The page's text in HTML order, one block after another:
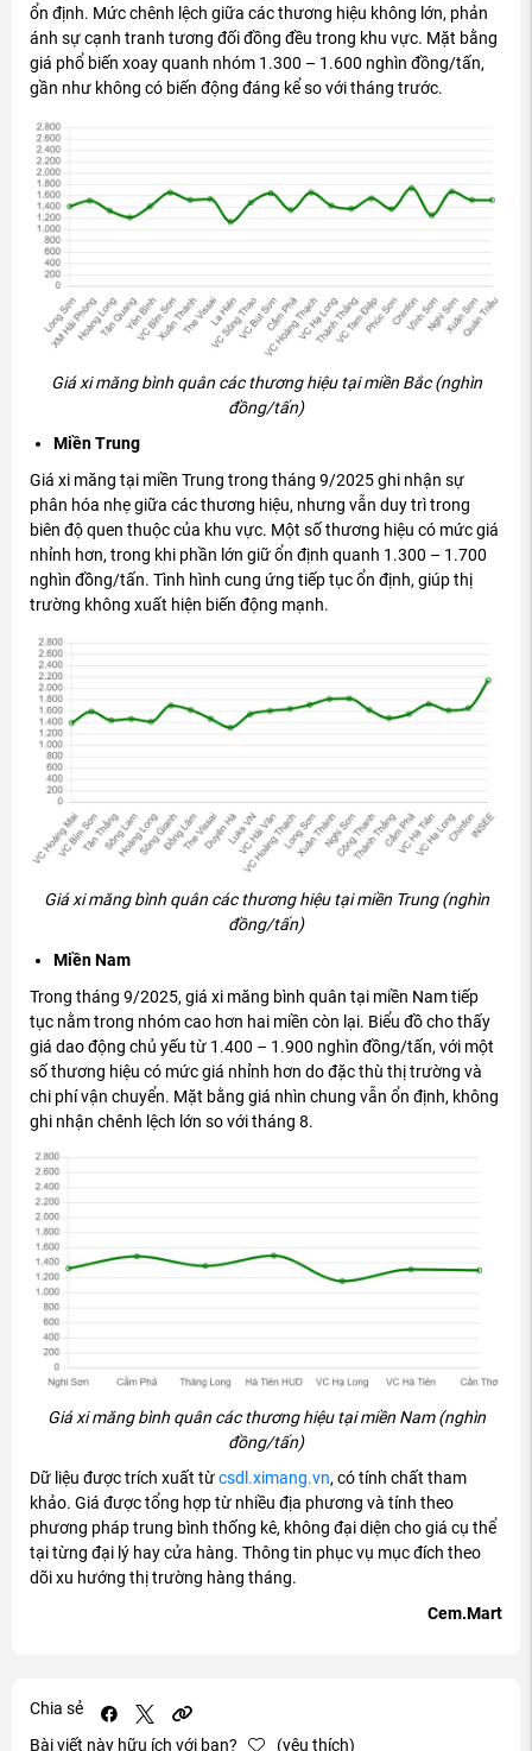
ổn định. Mức chênh l ệch giữa các thương hiệu không l ớn, phản
ánh sự cạnh tranh tương đốiđồng đều trong khu vực. Mặt bằng
giá phổ biến xoay quanh nhóm 1.300 – 1.600 nghìn đồng/tấn,
gần như không có biến động đáng kể so với tháng trước.
Giá xi măng bình quân các thương hiệu tại miền Bắc (nghìn
đồng/tấn)
Miền Trung
Giá xi măng tại miền Trung trong tháng 9/2025 ghi nhận sự
phân hóa nhẹ giữa các thương hiệu, nhưng vẫn duy trì trong
biên độ quen thuộc của khu vực. Một số thương hiệu có mức giá
nhỉnh hơn, trong khi phần lớn giữ ổn định quanh 1.300 – 1.700
nghìn đồng/tấn. Tình hình cung ứng tiếp tục ổn định, giúp thị
trường không xuất hiện biến động mạnh.
Giá xi măng bình quân các thương hiệu tại miền Trung (nghìn
đồng/tấn)
Miền Nam
Trong tháng 9/2025, giá xi măng bình quân tại miền Nam tiếp
tục nằm trong nhóm cao hơn hai miền còn l ại. Biểu đồ cho thấy
giá daođộng chủ yếu từ 1.400 – 1.900 nghìn đồng/tấn, với một
số thương hiệu có mức giá nhỉnh hơn do đặc thù thị trường và
chi phí vận chuyển. Mặt bằng giá nhìn chung vẫn ổn định, không
ghi nhận chênh l ệch lớn so với tháng 8.
Giá xi măng bình quân các thương hiệu tại miền Nam (nghìn
đồng/tấn)
Dữ liệu được trích xuất từcsdl.ximang.vn, có tính chất tham
khảo. Giá được tổng hợp từ nhiều địa phương và tính theo
phương pháp trung bình thống kê, không đại diện cho giá cụ thể
tại từng đại l ý hay cửa hàng. Thông tin phục vụ mụcđích theo
dõi xu hướng thị trường hàng tháng.
Cem.Mart
Chia sẻ
Bài viết này hữu ích với bạn?
(yêu thích)